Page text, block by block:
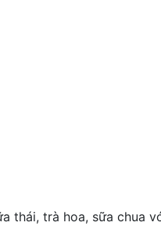
thái, trà hoa, sữa chua